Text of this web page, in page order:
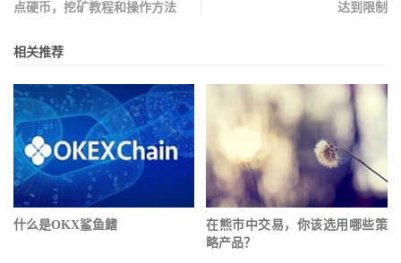
点硬币，挖矿教程和操作方法
达到限制
相关推荐
什么是OKX鲨鱼鳍
在熊市中交易，你该选用哪些策
略产品？